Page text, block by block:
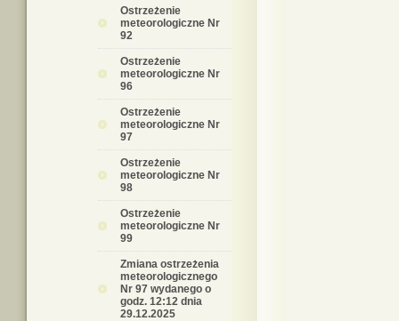
Ostrzeżenie
meteorologiczne Nr
92
Ostrzeżenie
meteorologiczne Nr
96
Ostrzeżenie
meteorologiczne Nr
97
Ostrzeżenie
meteorologiczne Nr
98
Ostrzeżenie
meteorologiczne Nr
99
Zmiana ostrzeżenia
meteorologicznego
Nr 97 wydanego o
godz. 12:12 dnia
29.12.2025